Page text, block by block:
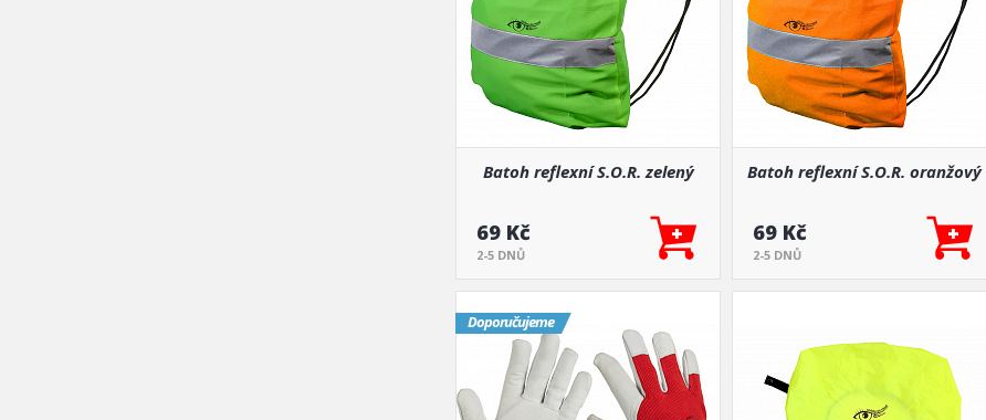
Batoh reflexní S.O.R. zelený
69 Kč
2-5 DNŮ
Batoh reflexní S.O.R. oranžový
69 Kč
2-5 DNŮ
Doporučujeme